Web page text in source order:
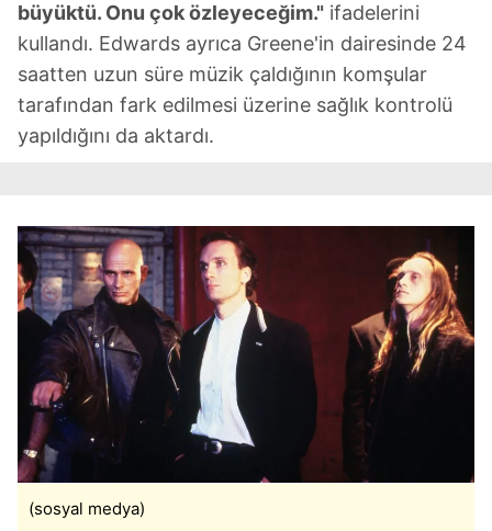
büyüktü. Onu çok özleyeceğim." ifadelerini
kullandı. Edwards ayrıca Greene'in dairesinde 24
saatten uzun süre müzik çaldığının komşular
tarafından fark edilmesi üzerine sağlık kontrolü
yapıldığını da aktardı.
(sosyal medya)